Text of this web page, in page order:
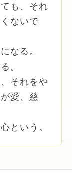
も、それ
ないで
なる。
。
それをや
愛、慈
という。